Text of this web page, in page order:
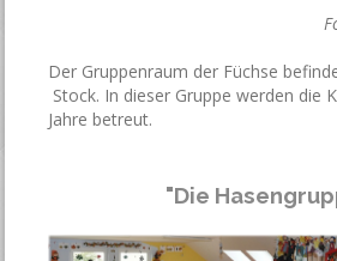
Der Gruppenraum der Füchse
Stock. In dieser Gruppe werden die
Jahre betreut.
"Die